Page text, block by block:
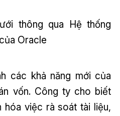
thông qua Hệ thống
Oracle
các khả năng mới của
vốn. Công ty cho biết
hóa việc rà soát tài liệu,